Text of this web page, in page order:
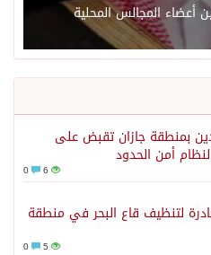
أعضاء المجالس المحلية
بمنطقة جازان تقبض على
أمن الحدود
6
لتنظيف قاع البحر في منطقة
5